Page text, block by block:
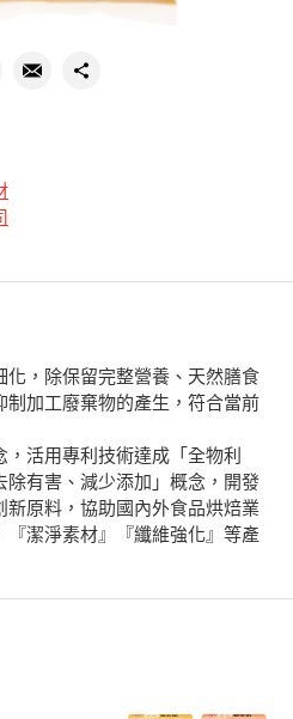
，除保留完整營養、天然膳食
加工廢棄物的產生，符合當前
活用專利技術達成「全物利
除有害、減少添加」概念，開發
原料，協助國內外食品烘焙業
潔淨素材』『纖維強化』等產